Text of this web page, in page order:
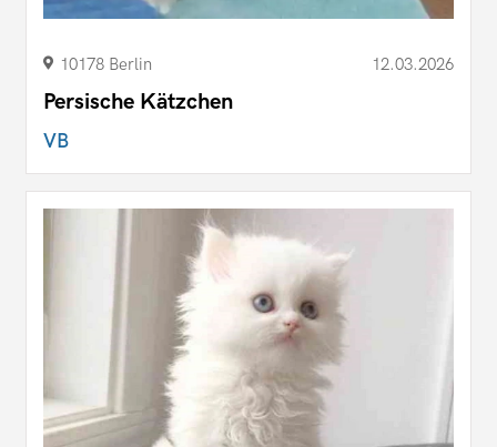
10178 Berlin 12.03.2026
Persische Kätzchen
VB